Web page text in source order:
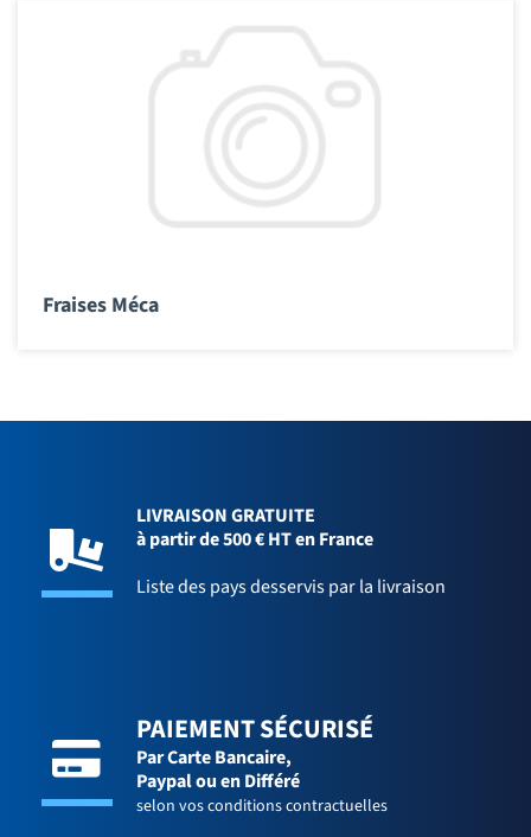
Fraises Méca
LIVRAISON GRATUITE
à partir de 500 € HT en France
Liste des pays desservis par la livraison
PAIEMENT SÉCURISÉ
Par Carte Bancaire,
Paypal ou en Différé
selon vos conditions contractuelles